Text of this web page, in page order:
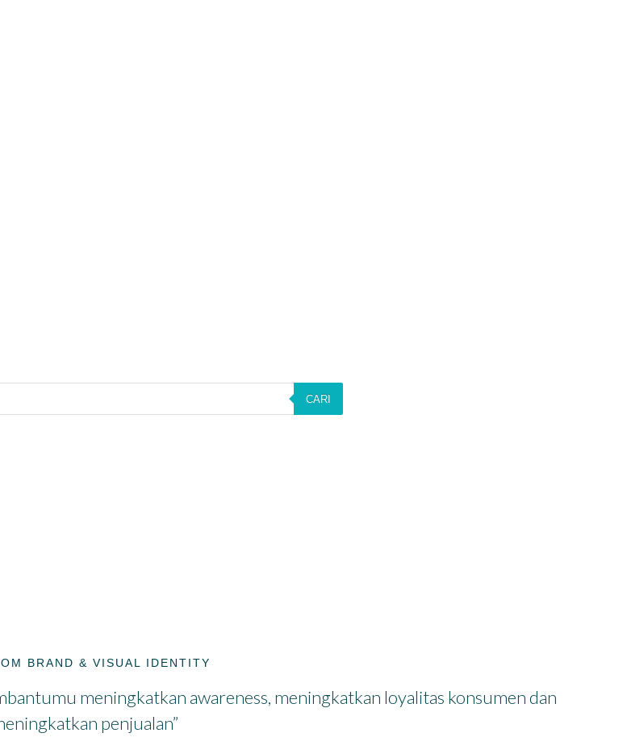
CARI
BRAND & VISUAL IDENTITY
meningkatkan awareness, meningkatkan loyalitas konsumen dan
penjualan”